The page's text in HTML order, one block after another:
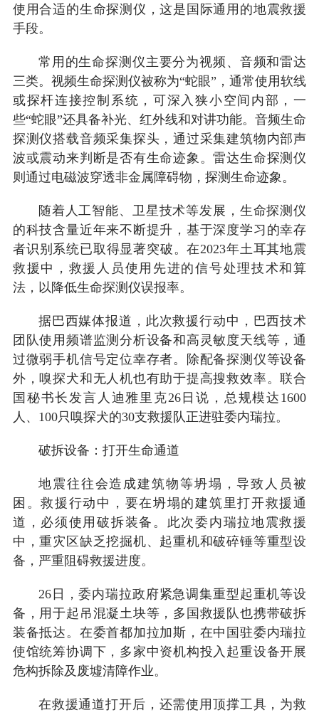
使用合适的生命探测仪，这是国际通用的地震救援
手段。
常用的生命探测仪主要分为视频、音频和雷达
三类。视频生命探测仪被称为“蛇眼”，通常使用软线
或探杆连接控制系统，可深入狭小空间内部，一
些“蛇眼”还具备补光、红外线和对讲功能。音频生命
探测仪搭载音频采集探头，通过采集建筑物内部声
波或震动来判断是否有生命迹象。雷达生命探测仪
则通过电磁波穿透非金属障碍物，探测生命迹象。
随着人工智能、卫星技术等发展，生命探测仪
的科技含量近年来不断提升，基于深度学习的幸存
者识别系统已取得显著突破。在2023年土耳其地震
救援中，救援人员使用先进的信号处理技术和算
法，以降低生命探测仪误报率。
据巴西媒体报道，此次救援行动中，巴西技术
团队使用频谱监测分析设备和高灵敏度天线等，通
过微弱手机信号定位幸存者。除配备探测仪等设备
外，嗅探犬和无人机也有助于提高搜救效率。联合
国秘书长发言人迪雅里克26日说，总规模达1600
人、100只嗅探犬的30支救援队正进驻委内瑞拉。
破拆设备：打开生命通道
地震往往会造成建筑物等坍塌，导致人员被
困。救援行动中，要在坍塌的建筑里打开救援通
道，必须使用破拆装备。此次委内瑞拉地震救援
中，重灾区缺乏挖掘机、起重机和破碎锤等重型设
备，严重阻碍救援进度。
26日，委内瑞拉政府紧急调集重型起重机等设
备，用于起吊混凝土块等，多国救援队也携带破拆
装备抵达。在委首都加拉加斯，在中国驻委内瑞拉
使馆统筹协调下，多家中资机构投入起重设备开展
危构拆除及废墟清障作业。
在救援通道打开后，还需使用顶撑工具，为救